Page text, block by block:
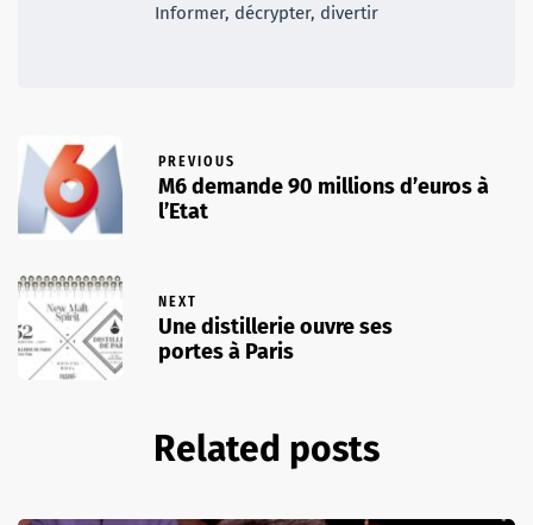
Informer, décrypter, divertir
PREVIOUS
M6 demande 90 millions d’euros à
l’Etat
NEXT
Une distillerie ouvre ses
portes à Paris
Related posts